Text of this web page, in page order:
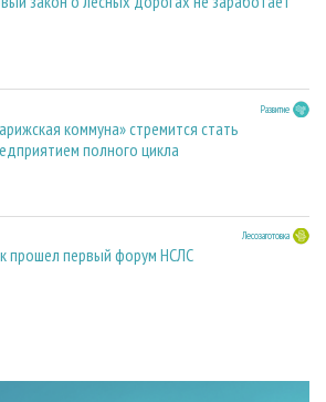
Развитие
коммуна» стремится стать
полного цикла
Лесозаготовка
прошел первый форум НСЛС